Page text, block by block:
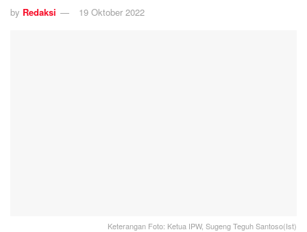
by Redaksi 19 Oktober 2022
Keterangan Foto: Ketua IPW, Sugeng Teguh Santoso(Ist)